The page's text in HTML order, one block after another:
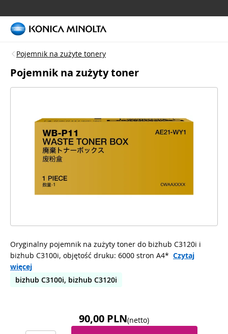
Pojemnik na zużyte tonery
Pojemnik na zużyty toner
Oryginalny pojemnik na zużyty toner do bizhub C3120i i
bizhub C3100i, objętość druku: 6000 stron A4* Czytaj
więcej
bizhub C3100i, bizhub C3120i
90,00 PLN(netto)